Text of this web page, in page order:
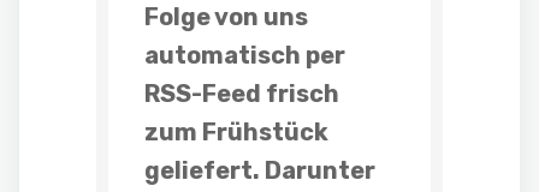
Folgevon uns
automatisch per
RSS-Feed frisch
zum Frühstück
geliefert. Darunter